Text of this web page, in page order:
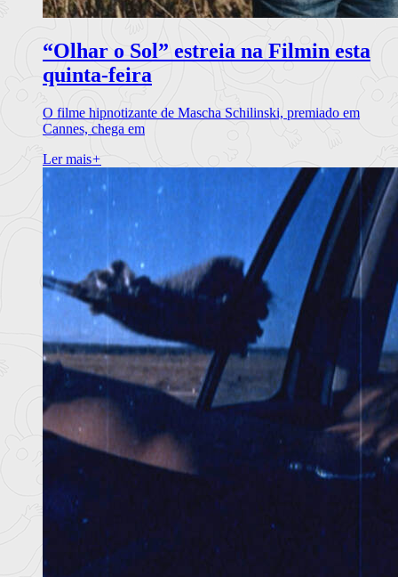
“Olhar o Sol” estreia na Filmin esta
quinta-feira
O filme hipnotizante de Mascha Schilinski, premiado em
Cannes, chega em
Ler mais+